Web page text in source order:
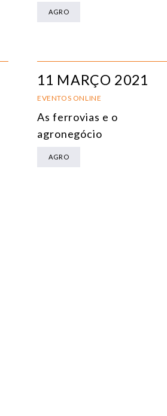
TECNOLOGIA E TRANSFORMAÇÃO DIGITAL
TODOS OS NÚCLEOS
AGRO
11 MARÇO 2021
EVENTOS ONLINE
As ferrovias e o
agronegócio
AGRO